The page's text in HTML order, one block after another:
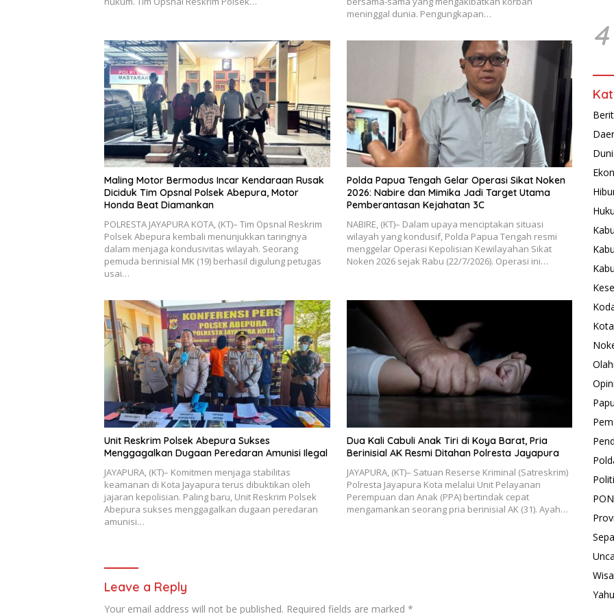
meninggal dunia. Pengungkapan…
Maling Motor Bermodus Incar Kendaraan Rusak
Diciduk Tim Opsnal Polsek Abepura, Motor
Honda Beat Diamankan
POLRESTA JAYAPURA KOTA, (KT)– Tim Opsnal Reskrim
Polsek Abepura kembali menunjukkan taringnya
dalam menjaga kondusivitas wilayah. Seorang
pemuda berinisial MK (19) berhasil digulung petugas
usai…
Polda Papua Tengah Gelar Operasi Sikat Noken
2026: Nabire dan Mimika Jadi Target Utama
Pemberantasan Kejahatan 3C
NABIRE, (KT)– Dalam upaya menciptakan situasi
wilayah yang kondusif, Polda Papua Tengah resmi
menggelar Operasi Kepolisian Kewilayahan Sikat
Noken 2026 sejak Rabu (22/7/2026). Operasi ini…
Unit Reskrim Polsek Abepura Sukses
Menggagalkan Dugaan Peredaran Amunisi Ilegal
JAYAPURA, (KT)– Komitmen menjaga stabilitas
keamanan di Kota Jayapura terus dibuktikan oleh
jajaran kepolisian. Paling baru, Unit Reskrim Polsek
Abepura sukses menggagalkan dugaan peredaran
amunisi…
Dua Kali Cabuli Anak Tiri di Koya Barat, Pria
Berinisial AK Resmi Ditahan Polresta Jayapura
JAYAPURA, (KT)– Satuan Reserse Kriminal (Satreskrim)
Polresta Jayapura Kota melalui Unit Pelayanan
Perempuan dan Anak (PPA) bertindak cepat
mengamankan seorang pria berinisial AK (31). Ayah…
Leave a Reply
Your email address will not be published. Required fields are marked *
4